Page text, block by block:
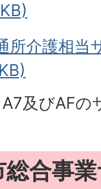
所介護相当
及びAFの
総合事